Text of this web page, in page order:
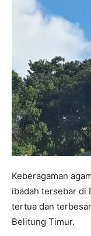
Keberagaman
ibadah tersebar di
tertua dan
Belitung Timur.